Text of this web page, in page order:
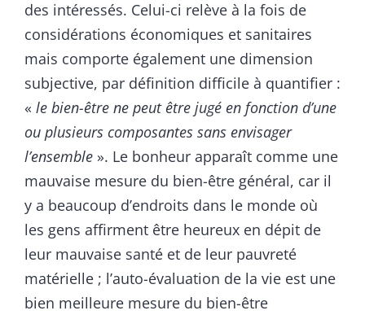
des intéressés. Celui-ci relève à la fois de
considérations économiques et sanitaires
mais comporte également une dimension
subjective, par définition difficile à quantifier :
« le bien-être ne peut être jugé en fonction d’une
ou plusieurs composantes sans envisager
l’ensemble ». Le bonheur apparaît comme une
mauvaise mesure du bien-être général, car il
y a beaucoup d’endroits dans le monde où
les gens affirment être heureux en dépit de
leur mauvaise santé et de leur pauvreté
matérielle ; l’auto-évaluation de la vie est une
bien meilleure mesure du bien-être